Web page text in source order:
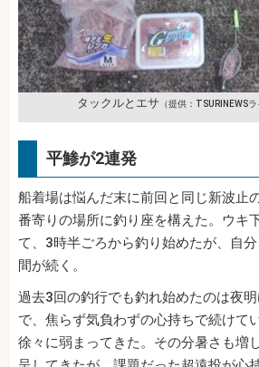
タックルとエサ （提供：TSURINEWS
平鯵が2連発
船着場は悩んだ末に前回と同じ新波止
番寄りの場所に釣り座を構えた。ウキ
て、3時半ごろから釣り始めたが、自
間が続く。
過去3回の釣行でも釣れ始めたのは夜
で、焦らず気負わずの心持ちで続けて
徐々に弱まってきた。その分暑さも増